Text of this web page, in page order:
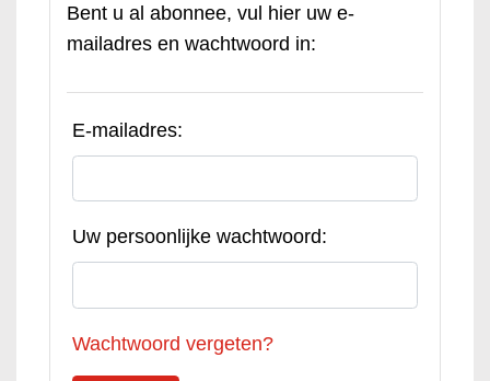
Bent u al abonnee, vul hier uw e-
mailadres en wachtwoord in:
E-mailadres:
Uw persoonlijke wachtwoord:
Wachtwoord vergeten?